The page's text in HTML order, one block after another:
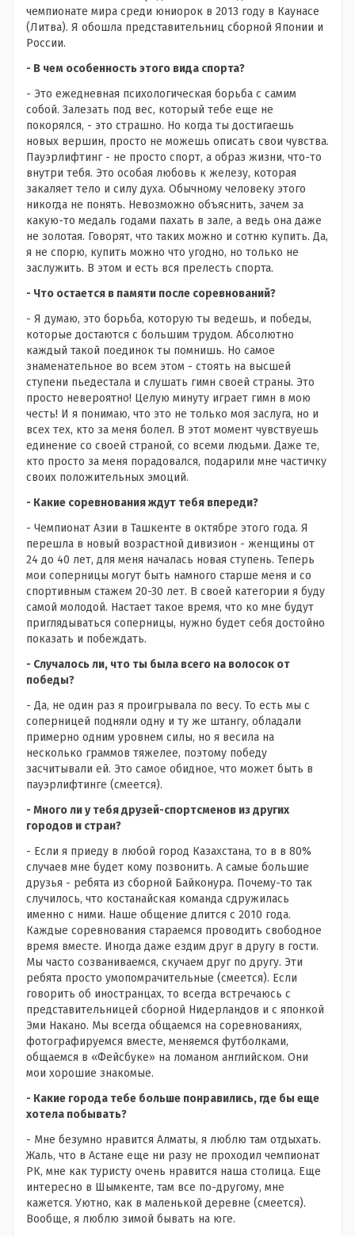
чемпионате мира среди юниорок в 2013 году в Каунасе
(Литва). Я обошла представительниц сборной Японии и
России.
- В чем особенность этого вида спорта?
- Это ежедневная психологическая борьба с самим
собой. Залезать под вес, который тебе еще не
покорялся, - это страшно. Но когда ты достигаешь
новых вершин, просто не можешь описать свои чувства.
Пауэрлифтинг - не просто спорт, а образ жизни, что-то
внутри тебя. Это особая любовь к железу, которая
закаляет тело и силу духа. Обычному человеку этого
никогда не понять. Невозможно объяснить, зачем за
какую-то медаль годами пахать в зале, а ведь она даже
не золотая. Говорят, что таких можно и сотню купить. Да,
я не спорю, купить можно что угодно, но только не
заслужить. В этом и есть вся прелесть спорта.
- Что остается в памяти после соревнований?
- Я думаю, это борьба, которую ты ведешь, и победы,
которые достаются с большим трудом. Абсолютно
каждый такой поединок ты помнишь. Но самое
знаменательное во всем этом - стоять на высшей
ступени пьедестала и слушать гимн своей страны. Это
просто невероятно! Целую минуту играет гимн в мою
честь! И я понимаю, что это не только моя заслуга, но и
всех тех, кто за меня болел. В этот момент чувствуешь
единение со своей страной, со всеми людьми. Даже те,
кто просто за меня порадовался, подарили мне частичку
своих положительных эмоций.
- Какие соревнования ждут тебя впереди?
- Чемпионат Азии в Ташкенте в октябре этого года. Я
перешла в новый возрастной дивизион - женщины от
24 до 40 лет, для меня началась новая ступень. Теперь
мои соперницы могут быть намного старше меня и со
спортивным стажем 20-30 лет. В своей категории я буду
самой молодой. Настает такое время, что ко мне будут
приглядываться соперницы, нужно будет себя достойно
показать и побеждать.
- Случалось ли, что ты была всего на волосок от
победы?
- Да, не один раз я проигрывала по весу. То есть мы с
соперницей подняли одну и ту же штангу, обладали
примерно одним уровнем силы, но я весила на
несколько граммов тяжелее, поэтому победу
засчитывали ей. Это самое обидное, что может быть в
пауэрлифтинге (смеется).
- Много ли у тебя друзей-спортсменов из других
городов и стран?
- Если я приеду в любой город Казахстана, то в в 80%
случаев мне будет кому позвонить. А самые большие
друзья - ребята из сборной Байконура. Почему-то так
случилось, что костанайская команда сдружилась
именно с ними. Наше общение длится с 2010 года.
Каждые соревнования стараемся проводить свободное
время вместе. Иногда даже ездим друг в другу в гости.
Мы часто созваниваемся, скучаем друг по другу. Эти
ребята просто умопомрачительные (смеется). Если
говорить об иностранцах, то всегда встречаюсь с
представительницей сборной Нидерландов и с японкой
Эми Накано. Мы всегда общаемся на соревнованиях,
фотографируемся вместе, меняемся футболками,
общаемся в «Фейсбуке» на ломаном английском. Они
мои хорошие знакомые.
- Какие города тебе больше понравились, где бы еще
хотела побывать?
- Мне безумно нравится Алматы, я люблю там отдыхать.
Жаль, что в Астане еще ни разу не проходил чемпионат
РК, мне как туристу очень нравится наша столица. Еще
интересно в Шымкенте, там все по-другому, мне
кажется. Уютно, как в маленькой деревне (смеется).
Вообще, я люблю зимой бывать на юге.